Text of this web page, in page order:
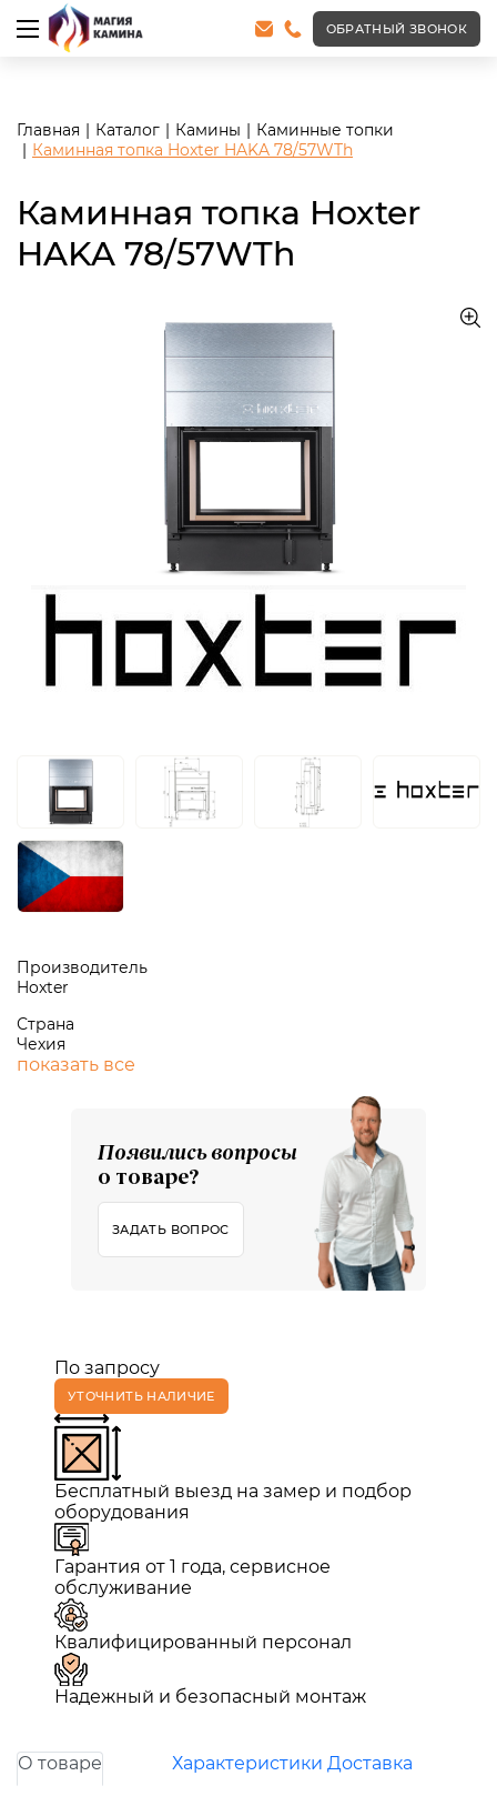
<meta name="robots" content="noindex, follow"/>
ОБРАТНЫЙ ЗВОНОК
Главная Каталог Камины
Каминные топки
Каминная топка Hoxter HAKA 78/57WTh
Каминная топка Hoxter
HAKA 78/57WTh
Производитель
Hoxter
Страна
Чехия
показать все
Появились вопросы
о товаре?
ЗАДАТЬ ВОПРОС
По запросу
УТОЧНИТЬ НАЛИЧИЕ
Бесплатный выезд на замер и подбор
оборудования
Гарантия от 1 года, сервисное
обслуживание
Квалифицированный персонал
Надежный и безопасный монтаж
О товаре Характеристики Доставка